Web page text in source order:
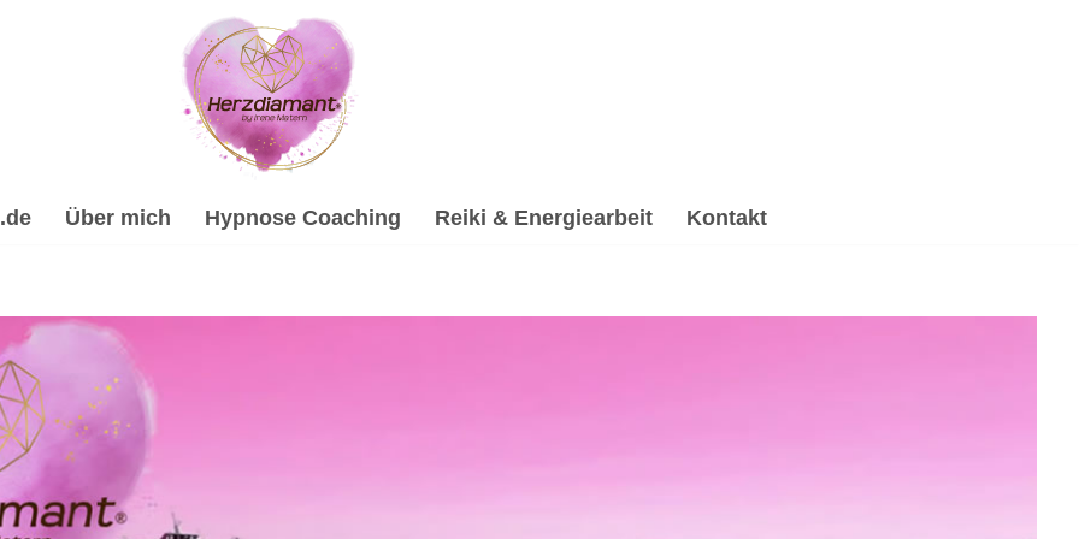
Über mich Hypnose Coaching Reiki & Energiearbeit Kontakt
Psychologische Beratung, Spirituelle Trauerverarbeitung & Trauerhilfe, Energiearbeit & Reiki,
☑️ Spirituelle Trauerverarbeitung & Trauerhilfe, ✔️ Psychologische Beratung oder ✔️ Spirituelles
Dein Online Hypnose-Coach & psychologische Beraterin. Ich freue mich auf Deinen Auftrag ✉.